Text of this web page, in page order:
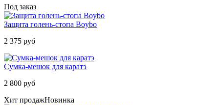
Под заказ
Защита голень-стопа Boybo
2 375 руб
Сумка-мешок для каратэ
2 800 руб
Хит продажНовинка